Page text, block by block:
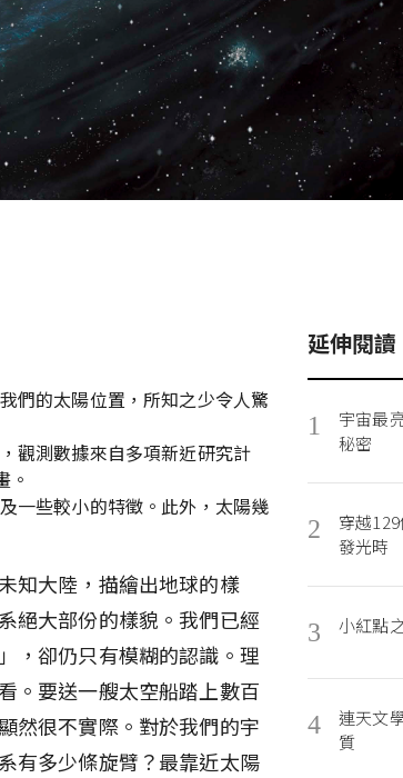
們的太陽位置，所知之少令人驚
觀測數據來自多項新近研究計
。
一些較小的特徵。此外，太陽幾
知大陸，描繪出地球的樣
絕大部份的樣貌。我們已經
，卻仍只有模糊的認識。理
。要送一艘太空船踏上數百
然很不實際。對於我們的宇
有多少條旋臂？最靠近太陽
延伸閱讀
1
宇宙最
秘密
2
穿越
發光時
3 小紅點
4
連天文
質